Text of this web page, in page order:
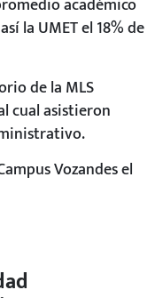
de la MLS
asistieron
Vozandes el